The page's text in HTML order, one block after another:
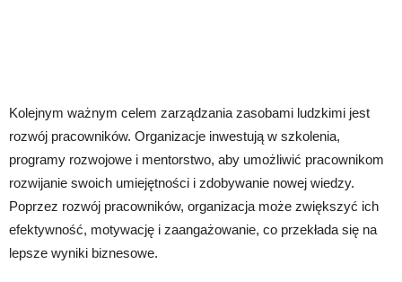
Kolejnym ważnym celem zarządzania zasobami ludzkimi jest
rozwój pracowników. Organizacje inwestują w szkolenia,
programy rozwojowe i mentorstwo, aby umożliwić pracownikom
rozwijanie swoich umiejętności i zdobywanie nowej wiedzy.
Poprzez rozwój pracowników, organizacja może zwiększyć ich
efektywność, motywację i zaangażowanie, co przekłada się na
lepsze wyniki biznesowe.